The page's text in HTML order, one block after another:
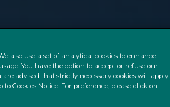
also use a set of analytical cookies to enhance
You have the option to accept or refuse our
advised that strictly necessary cookies will apply.
Cookies Notice. For preference, please click on